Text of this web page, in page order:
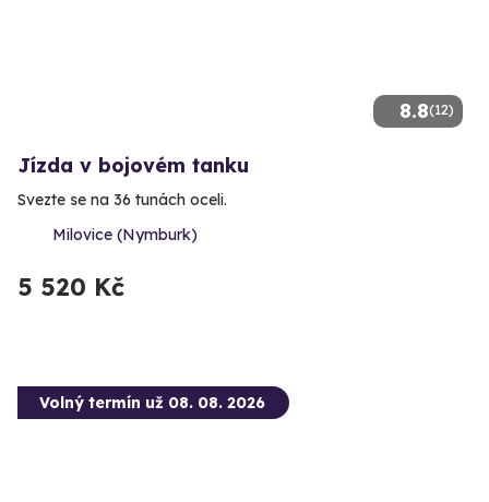
8.8(12)
Jízda v bojovém tanku
Svezte se na 36 tunách oceli.
Milovice (Nymburk)
5 520 Kč
Volný termín už 08. 08. 2026